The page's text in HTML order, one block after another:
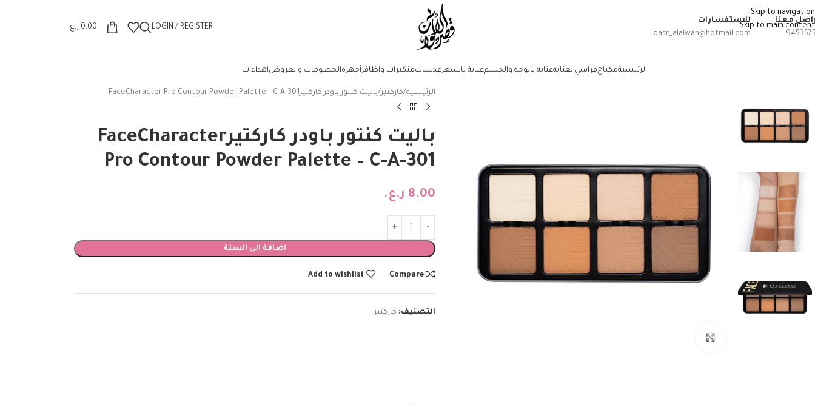
Skip to navigation
Skip to main content
معنا
للاستفسارات
qasr_alalwan@hotmail.com
LOGIN / REGISTER
0.00 ر.ع.
الرئيسيةمكياجفراشيالعنايهعنايه بالوجه والجسمعناية بالشعرعدساتمنكيرات واظافرأجهزهالخصومات والعروضاهداءات
الرئيسية كاركتير باليت كنتور باودر كاركتيرFaceCharacter Pro Contour Powder Palette – C-A-301
باليت كنتور باودر كاركتيرFaceCharacter
Pro Contour Powder Palette – C-A-301
8.00 ر.ع.
إضافة إلى السلة
Compare
Add to wishlist
التصنيف: كاركتير